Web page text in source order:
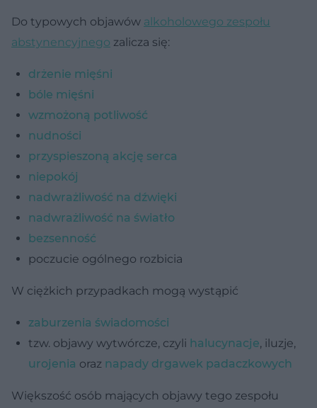
Do typowych objawów alkoholowego zespołu
abstynencyjnego zalicza się:
drżenie mięśni
bóle mięśni
wzmożoną potliwość
nudności
przyspieszoną akcję serca
niepokój
nadwrażliwość na dźwięki
nadwrażliwość na światło
bezsenność
poczucie ogólnego rozbicia
W ciężkich przypadkach mogą wystąpić
zaburzenia świadomości
tzw. objawy wytwórcze, czyli halucynacje, iluzje,
urojenia oraz napady drgawek padaczkowych
Większość osób mających objawy tego zespołu